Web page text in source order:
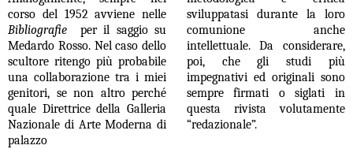
corso del 1952 avviene nelle
Bibliografie per il saggio su
Medardo Rosso. Nel caso dello
scultore ritengo più probabile
una collaborazione tra i miei
genitori, se non altro perché
quale Direttrice della Galleria
Nazionale di Arte Moderna di
palazzo
sviluppatasi durante la loro
comunione anche
intellettuale. Da considerare,
poi, che gli studi più
impegnativi ed originali sono
sempre firmati o siglati in
questa rivista volutamente
“redazionale”.